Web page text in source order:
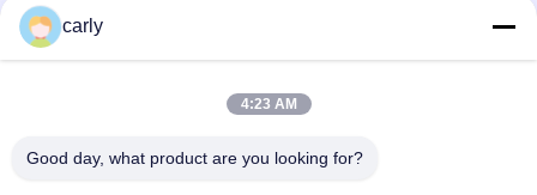
Taglierine dello
scarificatore
Tagliatori PCD
carly
4:23 AM
Good day, what product are you looking for?